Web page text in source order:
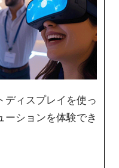
ディスプレイを使っ
ーションを体験でき